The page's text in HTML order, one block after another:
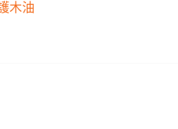
木油